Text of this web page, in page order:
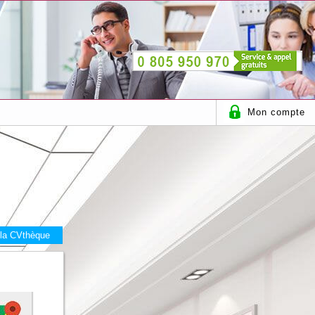
Mon compte
CVthèque